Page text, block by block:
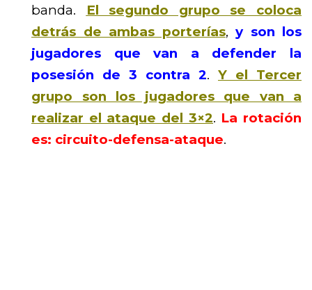
banda.
El segundo grupo se coloca
detrás de ambas porterías, y son los
jugadores que van a defender la
posesión de 3 contra 2. Y el Tercer
grupo son los jugadores que van a
realizar el ataque del 3×2. La rotación
es: circuito-defensa-ataque.